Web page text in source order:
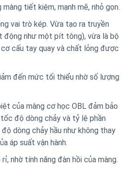
màng tiết kiệm, mạnh mẽ, nhỏ gọn.
vai trò kép. Vừa tạo ra truyền
động như một pít tông), vừa là bộ
cấu tay quay và chất lỏng được
đến mức tối thiểu nhờ số lượng
của màng cơ học OBL đảm bảo
độ dòng chảy và tỷ lệ phần
dòng chảy hầu như không thay
áp suất vận hành.
nhờ tính năng đàn hồi của màng.